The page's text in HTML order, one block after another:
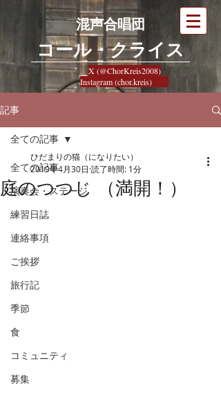
混声合唱団
​コール・クライス
X (@ChorKreis2008)
Instagram (chor.kreis)
記事
全ての記事
演奏会・ステージ
練習日誌
連絡事項
ご挨拶
旅行記
季節
食
コミュニティ
募集
全ての記事
庭のつつじ （満開！）
ひだまりの猫（になりたい）
2019年4月30日 読了時間: 1分